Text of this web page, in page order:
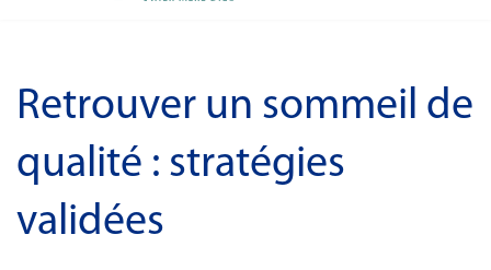
Retrouver un sommeil de
qualité : stratégies
validées